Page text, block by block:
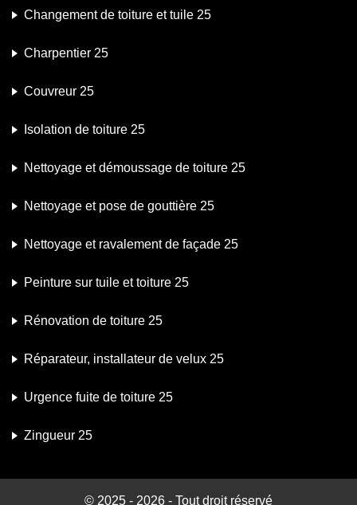
Changement de toiture et tuile 25
Charpentier 25
Couvreur 25
Isolation de toiture 25
Nettoyage et démoussage de toiture 25
Nettoyage et pose de gouttière 25
Nettoyage et ravalement de façade 25
Peinture sur tuile et toiture 25
Rénovation de toiture 25
Réparateur, installateur de velux 25
Urgence fuite de toiture 25
Zingueur 25
© 2025 - 2026 - Tout droit réservé